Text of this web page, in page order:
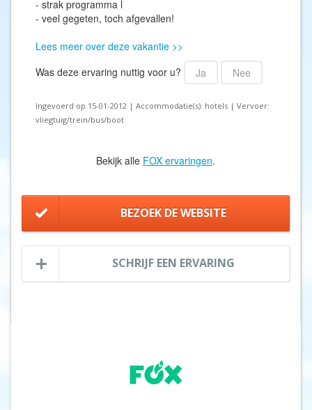
- strak programma l
- veel gegeten, toch afgevallen!
Lees meer over deze vakantie >>
Was deze ervaring nuttig voor u?
Ja Nee
Ingevoerd op 15-01-2012 | Accommodatie(s): hotels | Vervoer:
vliegtuig/trein/bus/boot
Bekijk alle FOX ervaringen.
BEZOEK DE WEBSITE
SCHRIJF EEN ERVARING